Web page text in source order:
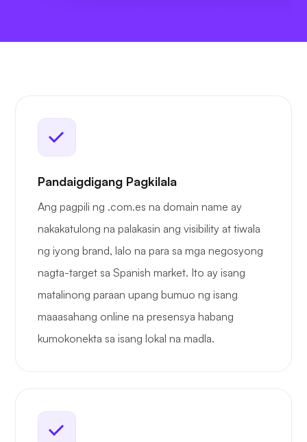
Pandaigdigang Pagkilala
Ang pagpili ng .com.es na domain name ay
nakakatulong na palakasin ang visibility at tiwala
ng iyong brand, lalo na para sa mga negosyong
nagta-target sa Spanish market. Ito ay isang
matalinong paraan upang bumuo ng isang
maaasahang online na presensya habang
kumokonekta sa isang lokal na madla.